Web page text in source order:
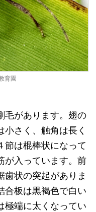
育園
毛があります。翅の
さく、触角は長く
節は棍棒状になって
が入っています。前
歯状の突起がありま
合板は黒褐色で白い
極端に太くなってい